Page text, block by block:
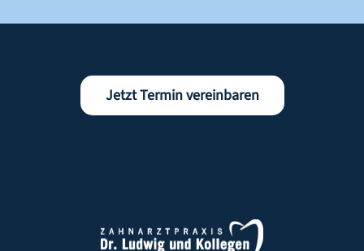
AUSBILDUNG & KARRIERE
Jetzt Termin vereinbaren